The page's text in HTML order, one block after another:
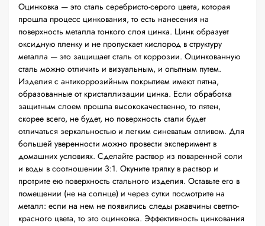
Оцинковка — это сталь серебристо-серого цвета, которая
прошла процесс цинкования, то есть нанесения на
поверхность металла тонкого слоя цинка. Цинк образует
оксидную пленку и не пропускает кислород в структуру
металла — это защищает сталь от коррозии. Оцинкованную
сталь можно отличить и визуальным, и опытным путем.
Изделия с антикоррозийным покрытием имеют пятна,
образованные от кристаллизации цинка. Если обработка
защитным слоем прошла высококачественно, то пятен,
скорее всего, не будет, но поверхность стали будет
отличаться зеркальностью и легким синеватым отливом. Для
большей уверенности можно провести эксперимент в
домашних условиях. Сделайте раствор из поваренной соли
и воды в соотношении 3:1. Окуните тряпку в раствор и
протрите ею поверхность стального изделия. Оставьте его в
помещении (не на солнце) и через сутки посмотрите на
металл: если на нем не появились следы ржавчины светло-
красного цвета, то это оцинковка. Эффективность цинкования